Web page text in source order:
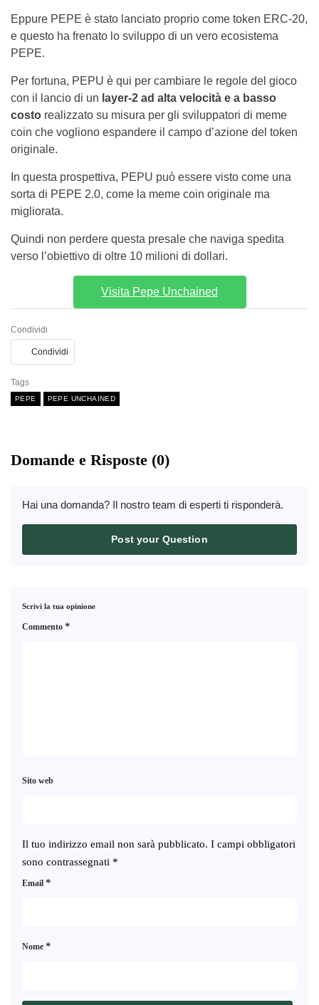
Eppure PEPE è stato lanciato proprio come token ERC-20,
e questo ha frenato lo sviluppo di un vero ecosistema
PEPE.
Per fortuna, PEPU è qui per cambiare le regole del gioco
con il lancio di un layer-2 ad alta velocità e a basso
costo realizzato su misura per gli sviluppatori di meme
coin che vogliono espandere il campo d’azione del token
originale.
In questa prospettiva, PEPU può essere visto come una
sorta di PEPE 2.0, come la meme coin originale ma
migliorata.
Quindi non perdere questa presale che naviga spedita
verso l’obiettivo di oltre 10 milioni di dollari.
Visita Pepe Unchained
Condividi
Condividi
Tags
PEPE PEPE UNCHAINED
Domande e Risposte (0)
Hai una domanda? Il nostro team di esperti ti risponderà.
Post your Question
Scrivi la tua opinione
Il tuo indirizzo email non sarà pubblicato. I campi obbligatori
sono contrassegnati *
Commento *
Nome *
Email *
Sito web